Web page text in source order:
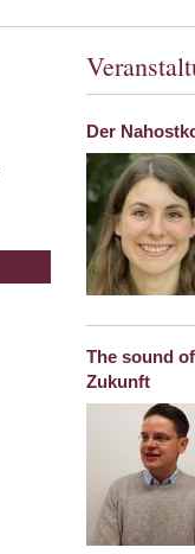
Der
The sound
Zukunft